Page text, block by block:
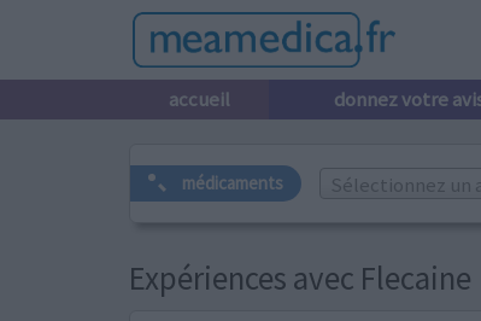
accueil donnez votre
médicaments Sélectionnez un
Expériences avec Flecaine